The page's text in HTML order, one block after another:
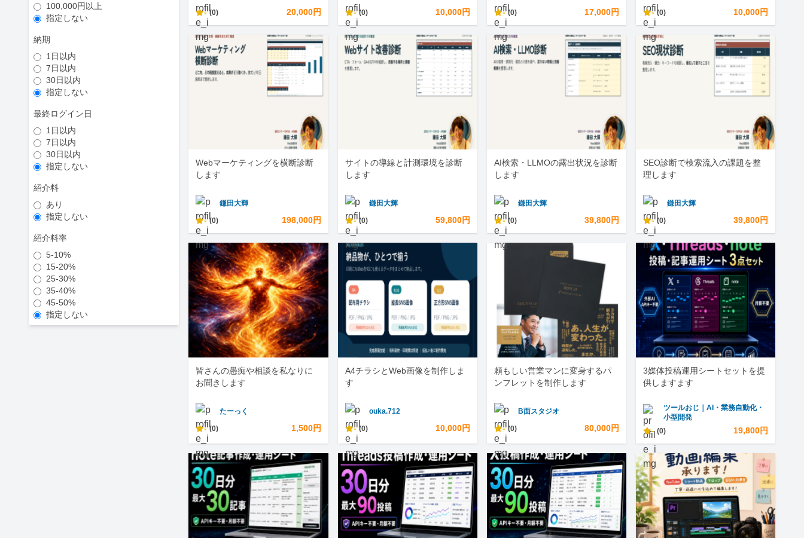
100,000円以上
指定しない
納期
1日以内
7日以内
30日以内
指定しない
最終ログイン日
1日以内
7日以内
30日以内
指定しない
紹介料
あり
指定しない
紹介料率
5-10%
15-20%
25-30%
35-40%
45-50%
指定しない
- (0) 20,000円 - (0) 10,000円 - (0) 17,000円 - (0) 10,000円
Webマーケティングを横断診断
します
鎌田大輝
- (0) 198,000円
サイトの導線と計測環境を診断
します
鎌田大輝
- (0) 59,800円
AI検索・LLMOの露出状況を診断
します
鎌田大輝
- (0) 39,800円
SEO診断で検索流入の課題を整
理します
鎌田大輝
- (0) 39,800円
皆さんの愚痴や相談を私なりに
お聞きします
たーっく
- (0) 1,500円
A4チラシとWeb画像を制作しま
す
ouka.712
- (0) 10,000円
頼もしい営業マンに変身するパ
ンフレットを制作します
B面スタジオ
- (0) 80,000円
3媒体投稿運用シートセットを提
供しますます
ツールおじ｜AI・業務自動化・
小型開発
- (0) 19,800円